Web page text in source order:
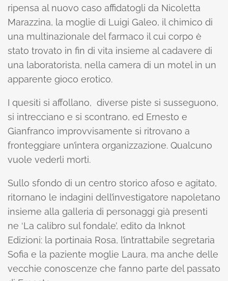
ripensa al nuovo caso affidatogli da Nicoletta
Marazzina, la moglie di Luigi Galeo, il chimico di
una multinazionale del farmaco il cui corpo è
stato trovato in fin di vita insieme al cadavere di
una laboratorista, nella camera di un motel in un
apparente gioco erotico.
I quesiti si affollano, diverse piste si susseguono,
si intrecciano e si scontrano, ed Ernesto e
Gianfranco improvvisamente si ritrovano a
fronteggiare un’intera organizzazione. Qualcuno
vuole vederli morti.
Sullo sfondo di un centro storico afoso e agitato,
ritornano le indagini dell’investigatore napoletano
insieme alla galleria di personaggi già presenti
ne ‘La calibro sul fondale’, edito da Inknot
Edizioni: la portinaia Rosa, l’intrattabile segretaria
Sofia e la paziente moglie Laura, ma anche delle
vecchie conoscenze che fanno parte del passato